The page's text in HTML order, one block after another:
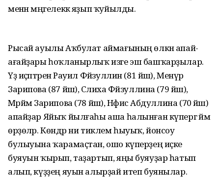
менән мәңгелеккә яҙып ҡуйылды.
Рысай ауылы Аҡбулат аймағының өлкән апай-
ағайҙары һоҡланырлыҡ изге эш башҡарҙылар.
Үҙ иҫәптәренә Рауил Фәйзуллин (81 йәш), Менәүрә
Зарипова (87 йәш), Сәлиха Фәйзуллина (79 йәш),
Мәрйәм Зарипова (78 йәш), Нәфисә Абдуллина (70 йәш)
апайҙар Яйыҡ йылғаһы аша һалынған күпергә йәм
өрҙөләр. Көндәр ни тиклем һыуыҡ, йонсоу
булыуына ҡарамаҫтан, ошо күперҙең иҫке
буяуын ҡырып, таҙартып, яңы буяуҙар һатып
алып, күҙҙең яуын алырҙай итеп буянылар.